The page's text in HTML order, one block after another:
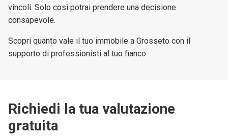
vincoli. Solo così potrai prendere una decisione
consapevole.
Scopri quanto vale il tuo immobile a Grosseto con il
supporto di professionisti al tuo fianco.
Richiedi la tua valutazione
gratuita